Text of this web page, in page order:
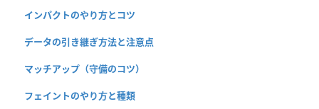
インパクトのやり方とコツ
データの引き継ぎ方法と注意点
マッチアップ（守備のコツ）
フェイントのやり方と種類